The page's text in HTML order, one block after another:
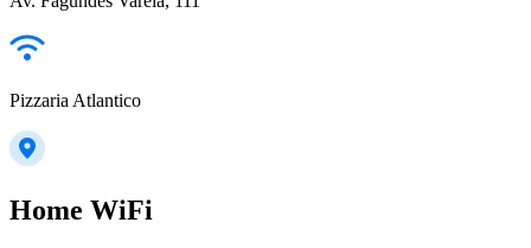
Pizzaria Atlantico
Home WiFi